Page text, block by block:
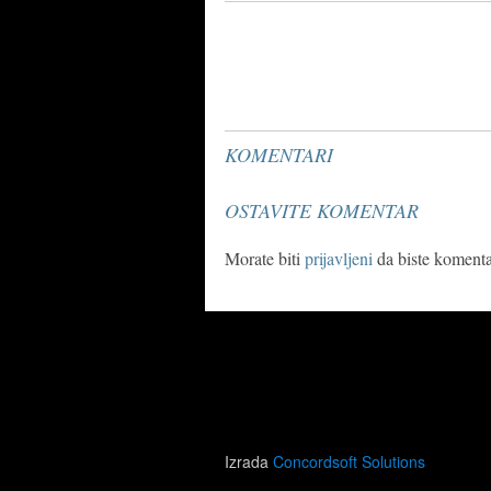
KOMENTARI
OSTAVITE KOMENTAR
Morate biti prijavljeni da biste
Izrada Concordsoft Solutions